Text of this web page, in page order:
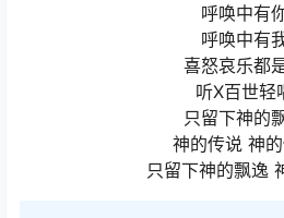
呼唤中有
呼唤中有
喜怒哀乐都
听X百世轻
只留下神的
神的传说 神
只留下神的飘逸